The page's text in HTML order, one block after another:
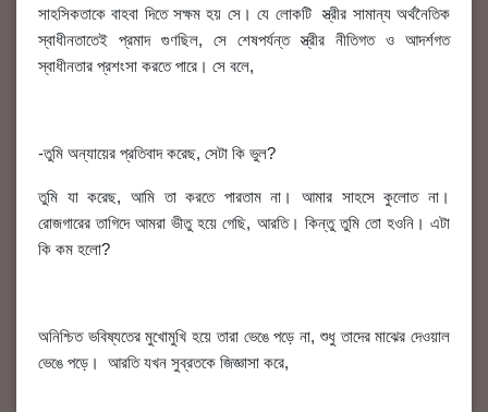
সাহসিকতাকে বাহবা দিতে সক্ষম হয় সে। যে লোকটি স্ত্রীর সামান্য অর্থনৈতিক
স্বাধীনতাতেই প্রমাদ গুণছিল, সে শেষপর্যন্ত স্ত্রীর নীতিগত ও আদর্শগত
স্বাধীনতার প্রশংসা করতে পারে। সে বলে,
-তুমি অন্যায়ের প্রতিবাদ করেছ, সেটা কি ভুল?
তুমি যা করেছ, আমি তা করতে পারতাম না। আমার সাহসে কুলোত না।
রোজগারের তাগিদে আমরা ভীতু হয়ে গেছি, আরতি। কিন্তু তুমি তো হওনি। এটা
কি কম হলো?
অনিশ্চিত ভবিষ্যতের মুখোমুখি হয়ে তারা ভেঙে পড়ে না, শুধু তাদের মাঝের দেওয়াল
ভেঙে পড়ে। আরতি যখন সুব্রতকে জিজ্ঞাসা করে,